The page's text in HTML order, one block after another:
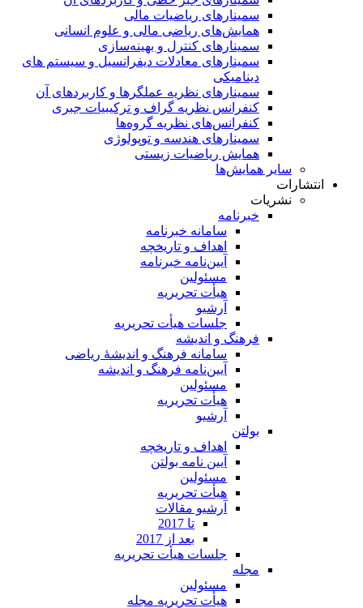
سمینار‌های ریاضیات مالی
همایش‌های ریاضی مالی و علوم انسانی
سمینارهای کنترل و بهینه‌سازی
سمینارهای معادلات دیفرانسیل و سیستم های
دینامیکی
سمینار‌های نظریه عملگرها و کاربردهای آن
کنفرانس نظریه گراف و ترکیبیات جبری
کنفرانس‌های نظریه گروه‌ها
سمینار‌های هندسه و توپولوژی
همایش ریاضیات زیستی
سایر همایش‌ها
انتشارات
نشریات
خبرنامه
سامانه خبرنامه
اهداف و تاریخچه
آیین‌نامه خبرنامه
مسئولین
هیأت تحریریه
آرشیو
جلسات هیأت تحریریه
فرهنگ و اندیشه
سامانه فرهنگ و اندیشۀ ریاضی
آیین‌نامه فرهنگ و اندیشه
مسئولین
هیأت تحریریه
آرشیو
بولتن
اهداف و تاریخچه
آیین نامه بولتن
مسئولین
هیأت تحریریه
آرشیو مقالات
تا 2017
بعد از 2017
جلسات هیأت تحریریه
مجله
مسئولین
هیأت تحریریه مجله